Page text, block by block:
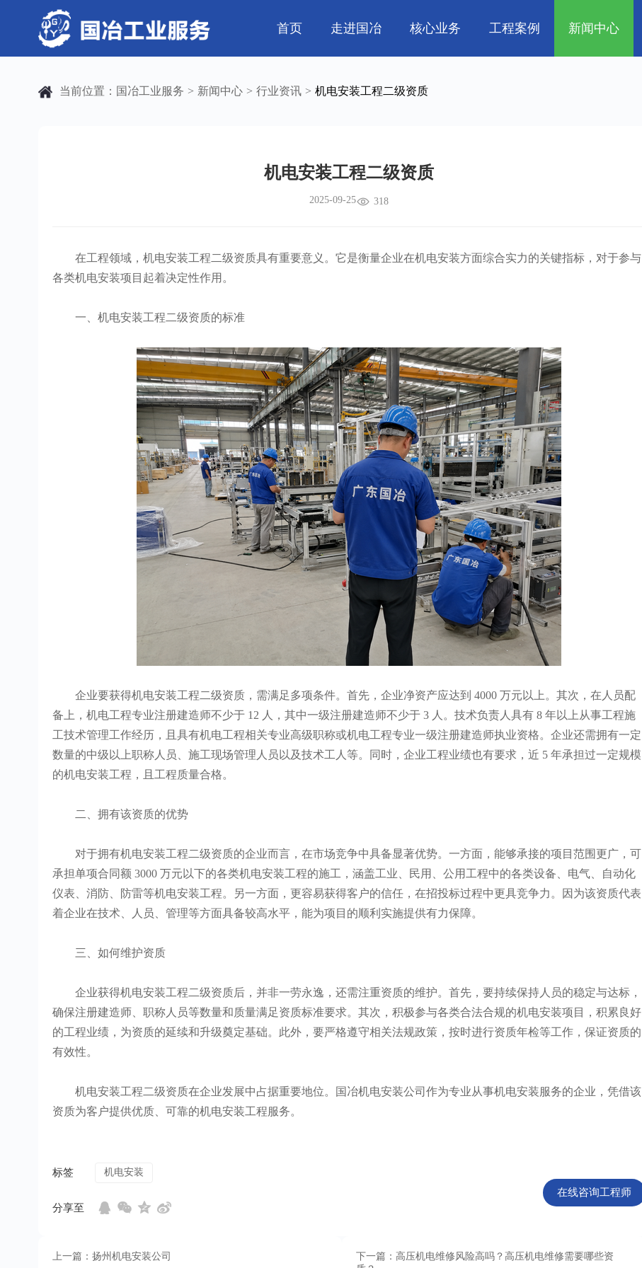
首页 走进国冶
公司简介 发展历程 企业文化
核心业务
电气工程 钢结构工程 管道工程
工程案例
芯片 • 半导体 人工智能 • 机器人 航天 • 低空
新闻中心
公司动态 行业资讯 工程技巧
当前位置： 国冶工业服务 > 新闻中心 > 行业资讯 > 机电安装工程二级资质
机电安装工程二级资质
2025-09-25 318
在工程领域，机电安装工程二级资质具有重要意义。它是衡量企业在机电安装方面综合实力的关键指标，对于参与
各类机电安装项目起着决定性作用。
一、机电安装工程二级资质的标准
企业要获得机电安装工程二级资质，需满足多项条件。首先，企业净资产应达到 4000 万元以上。其次，在人员配
备上，机电工程专业注册建造师不少于 12 人，其中一级注册建造师不少于 3 人。技术负责人具有 8 年以上从事工程施
工技术管理工作经历，且具有机电工程相关专业高级职称或机电工程专业一级注册建造师执业资格。企业还需拥有一定
数量的中级以上职称人员、施工现场管理人员以及技术工人等。同时，企业工程业绩也有要求，近 5 年承担过一定规模
的机电安装工程，且工程质量合格。
二、拥有该资质的优势
对于拥有机电安装工程二级资质的企业而言，在市场竞争中具备显著优势。一方面，能够承接的项目范围更广，可
承担单项合同额 3000 万元以下的各类机电安装工程的施工，涵盖工业、民用、公用工程中的各类设备、电气、自动化
仪表、消防、防雷等机电安装工程。另一方面，更容易获得客户的信任，在招投标过程中更具竞争力。因为该资质代表
着企业在技术、人员、管理等方面具备较高水平，能为项目的顺利实施提供有力保障。
三、如何维护资质
企业获得机电安装工程二级资质后，并非一劳永逸，还需注重资质的维护。首先，要持续保持人员的稳定与达标，
确保注册建造师、职称人员等数量和质量满足资质标准要求。其次，积极参与各类合法合规的机电安装项目，积累良好
的工程业绩，为资质的延续和升级奠定基础。此外，要严格遵守相关法规政策，按时进行资质年检等工作，保证资质的
有效性。
机电安装工程二级资质在企业发展中占据重要地位。国冶机电安装公司作为专业从事机电安装服务的企业，凭借该
资质为客户提供优质、可靠的机电安装工程服务。
标签 机电安装
分享至
在线咨询工程师
上一篇：扬州机电安装公司
下一篇：高压机电维修风险高吗？高压机电维修需要哪些资